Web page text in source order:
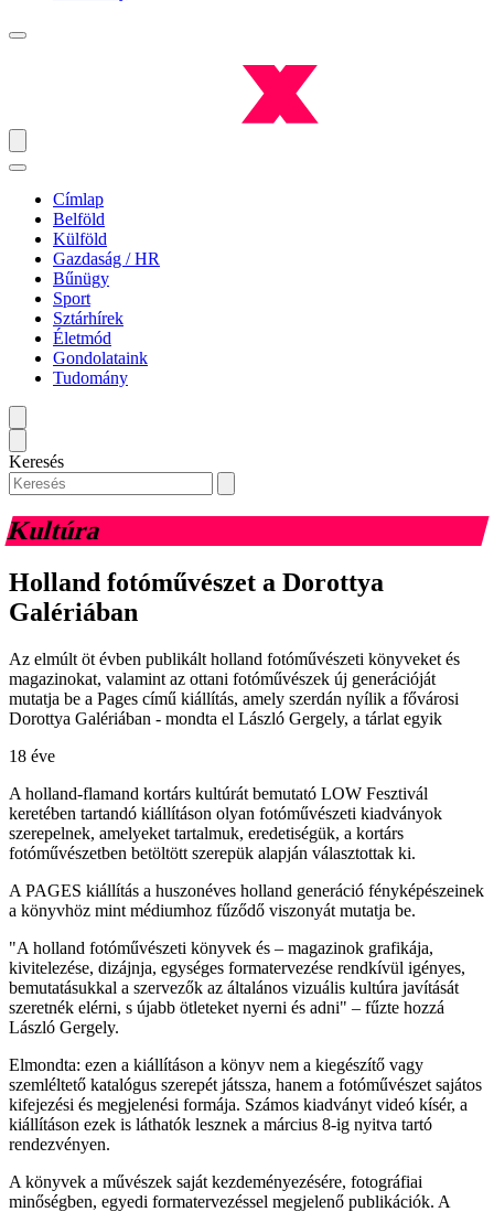
Címlap
Belföld
Külföld
Gazdaság / HR
Bűnügy
Sport
Sztárhírek
Életmód
Gondolataink
Tudomány
Keresés
Kultúra
Holland fotóművészet a Dorottya
Galériában
Az elmúlt öt évben publikált holland fotóművészeti könyveket és
magazinokat, valamint az ottani fotóművészek új generációját
mutatja be a Pages című kiállítás, amely szerdán nyílik a fővárosi
Dorottya Galériában - mondta el László Gergely, a tárlat egyik
18 éve
A holland-flamand kortárs kultúrát bemutató LOW Fesztivál
keretében tartandó kiállításon olyan fotóművészeti kiadványok
szerepelnek, amelyeket tartalmuk, eredetiségük, a kortárs
fotóművészetben betöltött szerepük alapján választottak ki.
A PAGES kiállítás a huszonéves holland generáció fényképészeinek
a könyvhöz mint médiumhoz fűződő viszonyát mutatja be.
"A holland fotóművészeti könyvek és – magazinok grafikája,
kivitelezése, dizájnja, egységes formatervezése rendkívül igényes,
bemutatásukkal a szervezők az általános vizuális kultúra javítását
szeretnék elérni, s újabb ötleteket nyerni és adni" – fűzte hozzá
László Gergely.
Elmondta: ezen a kiállításon a könyv nem a kiegészítő vagy
szemléltető katalógus szerepét játssza, hanem a fotóművészet sajátos
kifejezési és megjelenési formája. Számos kiadványt videó kísér, a
kiállításon ezek is láthatók lesznek a március 8-ig nyitva tartó
rendezvényen.
A könyvek a művészek saját kezdeményezésére, fotográfiai
minőségben, egyedi formatervezéssel megjelenő publikációk. A